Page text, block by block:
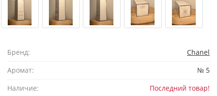
Бренд:
Chanel
Аромат:
№ 5
Наличие:
Последний товар!